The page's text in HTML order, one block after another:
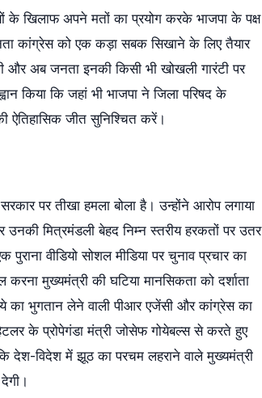
के खिलाफ अपने मतों का प्रयोग करके भाजपा के पक्ष
कांग्रेस को एक कड़ा सबक सिखाने के लिए तैयार
अब जनता इनकी किसी भी खोखली गारंटी पर
किया कि जहां भी भाजपा ने जिला परिषद के
ऐतिहासिक जीत सुनिश्चित करें।
पर तीखा हमला बोला है। उन्होंने आरोप लगाया
मित्रमंडली बेहद निम्न स्तरीय हरकतों पर उतर
वीडियो सोशल मीडिया पर चुनाव प्रचार का
मुख्यमंत्री की घटिया मानसिकता को दर्शाता
का भुगतान लेने वाली पीआर एजेंसी और कांग्रेस का
के प्रोपेगंडा मंत्री जोसेफ गोयेबल्स से करते हुए
देश-विदेश में झूठ का परचम लहराने वाले मुख्यमंत्री